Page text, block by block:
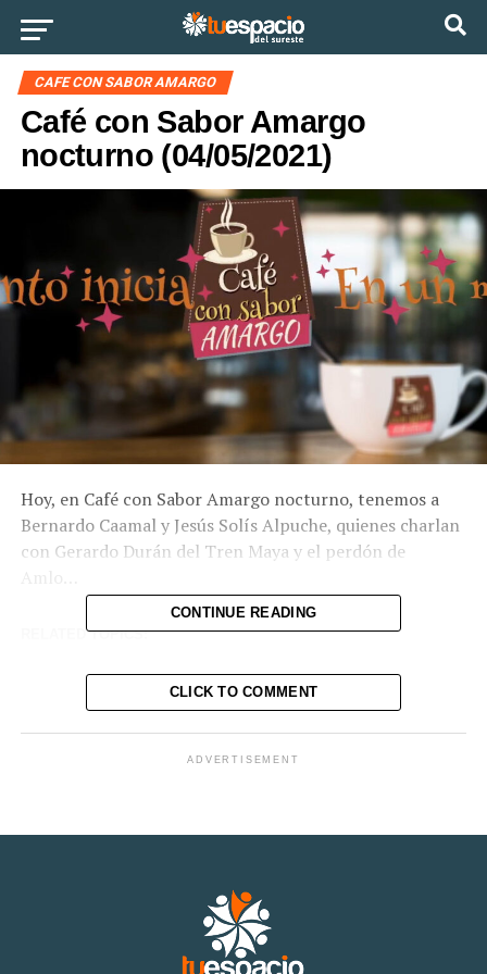
CAFE CON SABOR AMARGO
Café con Sabor Amargo
nocturno (04/05/2021)
Hoy, en Café con Sabor Amargo nocturno, tenemos a
Bernardo Caamal y Jesús Solís Alpuche, quienes charlan
con Gerardo Durán del Tren Maya y el perdón de
RELATED TOPICS:
CONTINUE READING
CLICK TO COMMENT
ADVERTISEMENT
Ir a la versión móvil